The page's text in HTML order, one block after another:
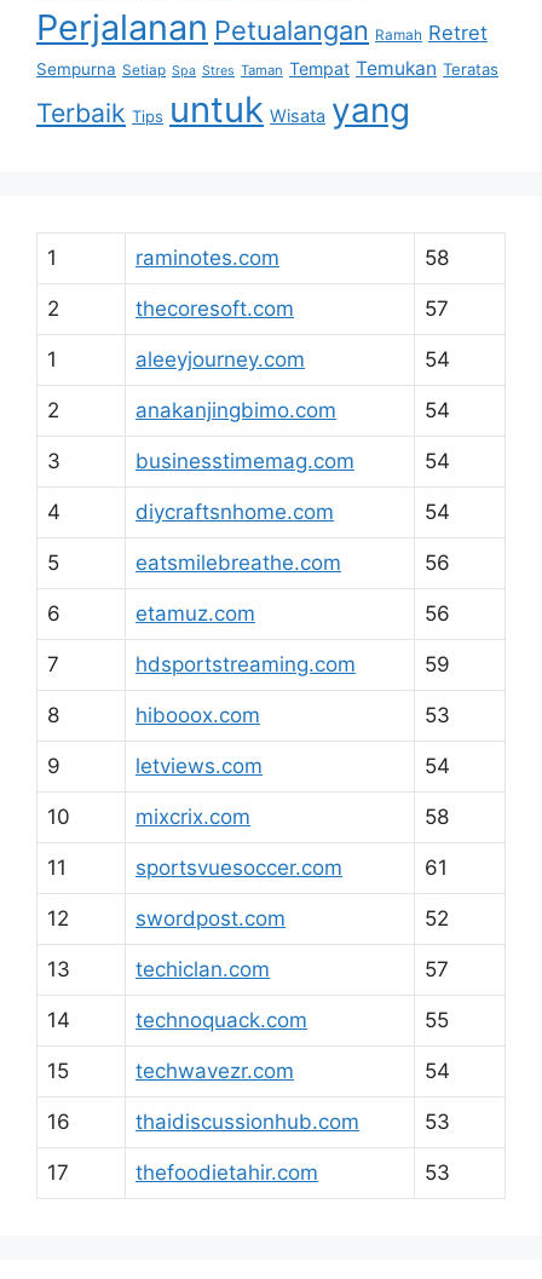
Perjalanan Petualangan Ramah Retret
Sempurna Setiap Spa Stres Taman Tempat Temukan Teratas
Terbaik Tips untuk Wisata yang
1 raminotes.com 58
2 thecoresoft.com 57
1 aleeyjourney.com 54
2 anakanjingbimo.com 54
3 businesstimemag.com 54
4 diycraftsnhome.com 54
5 eatsmilebreathe.com 56
6 etamuz.com 56
7 hdsportstreaming.com 59
8 hibooox.com 53
9 letviews.com 54
10 mixcrix.com 58
11 sportsvuesoccer.com 61
12 swordpost.com 52
13 techiclan.com 57
14 technoquack.com 55
15 techwavezr.com 54
16 thaidiscussionhub.com 53
17 thefoodietahir.com 53